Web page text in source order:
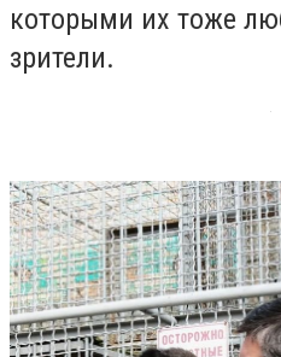
которыми их тоже
зрители.